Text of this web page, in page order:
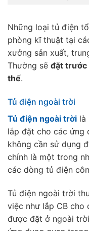
Những loại tủ điện
phòng kĩ thuật tại
xưởng sản xuất,
Thường sẽ đặt trước
thế.
Tủ điện ngoài trời
Tủ điện ngoài trời là
lắp đặt cho các ứng
không cần sử dụng
chính là một trong
các dòng tủ điện
Tủ điện ngoài trời
việc như lắp CB cho
được đặt ở ngoài